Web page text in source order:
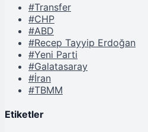
#Transfer
#CHP
#ABD
#Recep Tayyip Erdoğan
#Yeni Parti
#Galatasaray
#İran
#TBMM
Etiketler